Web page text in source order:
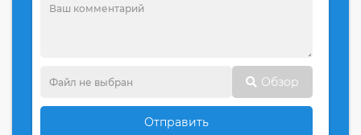
Обзор
Отправить